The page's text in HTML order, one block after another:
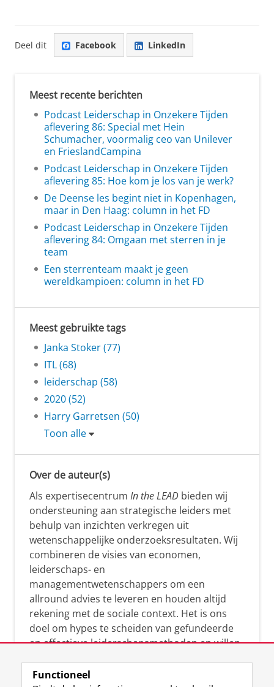
Deel dit Facebook LinkedIn
Meest recente berichten
Podcast Leiderschap in Onzekere Tijden
aflevering 86: Special met Hein
Schumacher, voormalig ceo van Unilever
en FrieslandCampina
Podcast Leiderschap in Onzekere Tijden
aflevering 85: Hoe kom je los van je werk?
De Deense les begint niet in Kopenhagen,
maar in Den Haag: column in het FD
Podcast Leiderschap in Onzekere Tijden
aflevering 84: Omgaan met sterren in je
team
Een sterrenteam maakt je geen
wereldkampioen: column in het FD
Meest gebruikte tags
Janka Stoker (77)
ITL (68)
leiderschap (58)
2020 (52)
Harry Garretsen (50)
Toon alle
Over de auteur(s)
Als expertisecentrum In the LEAD bieden wij
ondersteuning aan strategische leiders met
behulp van inzichten verkregen uit
wetenschappelijke onderzoeksresultaten. Wij
combineren de visies van economen,
leiderschaps- en
managementwetenschappers om een
allround advies te leveren en houden altijd
rekening met de sociale context. Het is ons
doel om hypes te scheiden van gefundeerde
en effectieve leiderschapsmethoden en willen
manier te reageren op economische en
Functioneel